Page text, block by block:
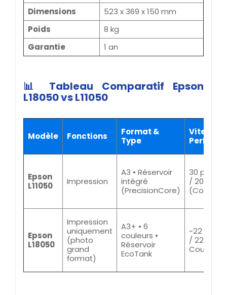
Dimensions
523 x 369 x 150 mm
Poids
8 kg
Garantie
1 an
📊 Tableau Comparatif Epson
L18050 vs L11050
Modèle Fonctions
Format &
Type
Vitesse /
Epson
L11050
Impression
A3 • Réservoir
intégré
(PrecisionCore)
30 ppm
/ 20 ppm
(Couleur)
Epson
L18050
Impression
uniquement
(photo
grand
format)
A3+ • 6
couleurs •
Réservoir
EcoTank
~22 ppm
/ 22 ppm
Couleur